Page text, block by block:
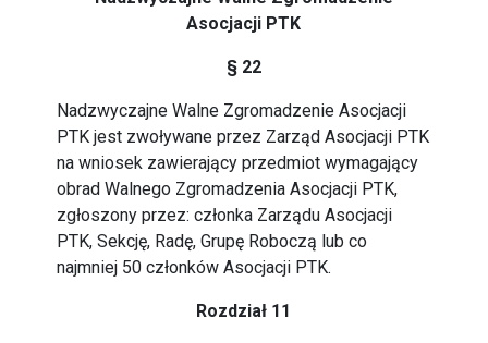
Asocjacji PTK
§ 22
Nadzwyczajne Walne Zgromadzenie Asocjacji
PTK jest zwoływane przez Zarząd Asocjacji PTK
na wniosek zawierający przedmiot wymagający
obrad Walnego Zgromadzenia Asocjacji PTK,
zgłoszony przez: członka Zarządu Asocjacji
PTK, Sekcję, Radę, Grupę Roboczą lub co
najmniej 50 członków Asocjacji PTK.
Rozdział 11